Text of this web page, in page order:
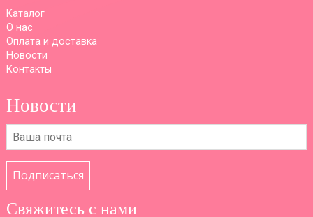
Каталог
О нас
Оплата и доставка
Новости
Контакты
Новости
Подписаться
Свяжитесь с нами